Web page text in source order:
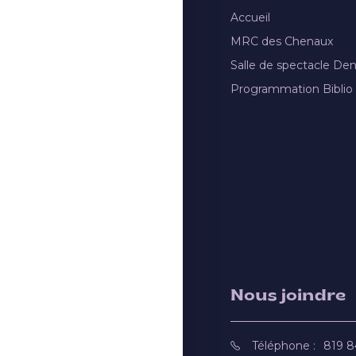
Accueil
MRC des Chenaux
Salle de spectacle
Programmation Biblio
Nous joindre
Téléphone : 819